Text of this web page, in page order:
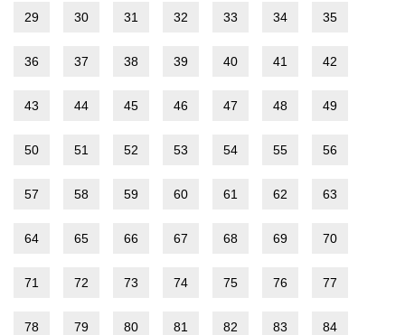
29 30 31 32 33 34 35
36 37 38 39 40 41 42
43 44 45 46 47 48 49
50 51 52 53 54 55 56
57 58 59 60 61 62 63
64 65 66 67 68 69 70
71 72 73 74 75 76 77
78 79 80 81 82 83 84